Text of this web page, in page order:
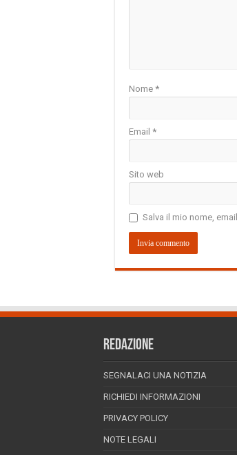
Nome *
Email *
Sito web
Salva il mio nome,
REDAZIONE
SEGNALACI UNA NOTIZIA
RICHIEDI INFORMAZIONI
PRIVACY POLICY
NOTE LEGALI